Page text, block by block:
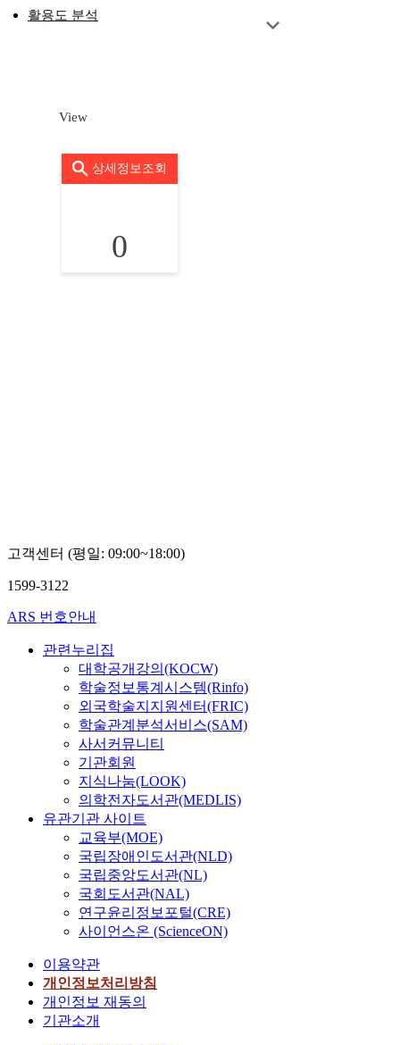
활용도 분석
View
상세정보조회
0
고객센터 (평일: 09:00~18:00)
1599-3122
ARS 번호안내
관련누리집
대학공개강의(KOCW)
학술정보통계시스템(Rinfo)
외국학술지지원센터(FRIC)
학술관계분석서비스(SAM)
사서커뮤니티
기관회원
지식나눔(LOOK)
의학전자도서관(MEDLIS)
유관기관 사이트
교육부(MOE)
국립장애인도서관(NLD)
국립중앙도서관(NL)
국회도서관(NAL)
연구윤리정보포털(CRE)
사이언스온 (ScienceON)
이용약관
개인정보처리방침
개인정보 재동의
기관소개